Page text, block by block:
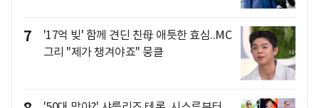
7
'17억 빚' 함께 견딘 친母 애틋한 효심..MC
그리 "제가 챙겨야죠" 뭉클